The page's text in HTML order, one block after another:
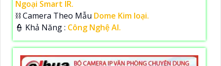
Ngoại Smart IR.
⛓ Camera Theo Mẫu Dome Kim loại.
️👮 Khả Năng : Công Nghệ AI.